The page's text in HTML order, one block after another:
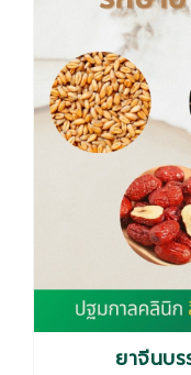
ยาจีนบร